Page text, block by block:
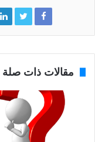
مقالات ذات صلة